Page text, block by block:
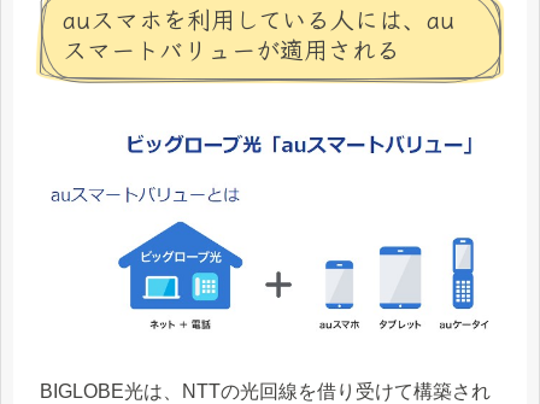
auスマホを利用している人には、au
スマートバリューが適用される
BIGLOBE光は、NTTの光回線を借り受けて構築され